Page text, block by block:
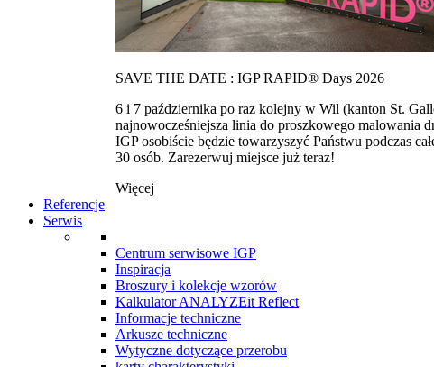
SAVE THE DATE : IGP RAPID® Days 2026
6 i 7 października po raz kolejny w Wil (kanton St.
najnowocześniejsza linia do proszkowego malowania
IGP osobiście będzie towarzyszyć Państwu podczas
30 osób. Zarezerwuj miejsce już teraz!
Więcej
Referencje
Serwis
Centrum serwisowe IGP
Inspiracja
Broszury i kolekcje wzorów
Kalkulator ANALYZEit Reflect
Informacje techniczne
Arkusze techniczne
Wytyczne dotyczące przerobu